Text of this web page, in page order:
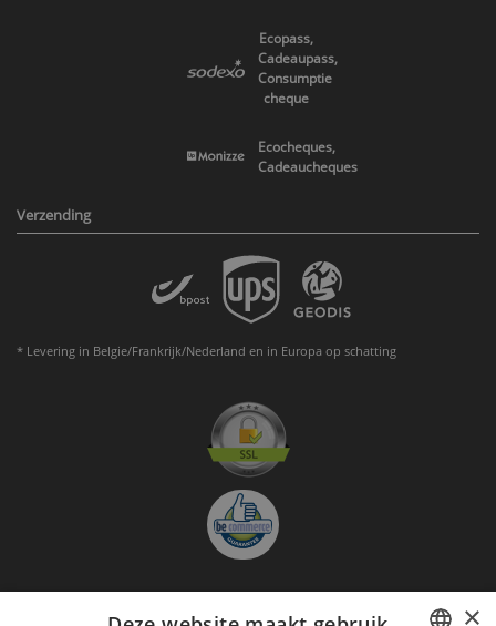
Ecopass,
Cadeaupass,
Consumptie
cheque
Ecocheques,
Cadeaucheques
Verzending
* Levering in Belgie/Frankrijk/Nederland en in Europa op schatting
×